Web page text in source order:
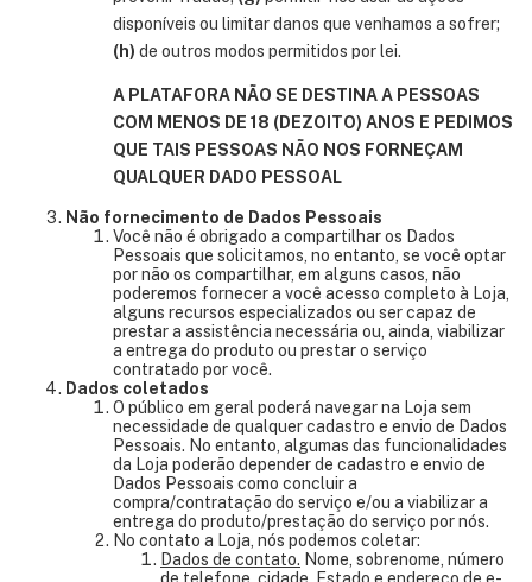
disponíveis ou limitar danos que venhamos a sofrer;
(h) de outros modos permitidos por lei.
A PLATAFORA NÃO SE DESTINA A PESSOAS
COM MENOS DE 18 (DEZOITO) ANOS E PEDIMOS
QUE TAIS PESSOAS NÃO NOS FORNEÇAM
QUALQUER DADO PESSOAL
Não fornecimento de Dados Pessoais
Você não é obrigado a compartilhar os Dados
Pessoais que solicitamos, no entanto, se você optar
por não os compartilhar, em alguns casos, não
poderemos fornecer a você acesso completo à Loja,
alguns recursos especializados ou ser capaz de
prestar a assistência necessária ou, ainda, viabilizar
a entrega do produto ou prestar o serviço
contratado por você.
Dados coletados
O público em geral poderá navegar na Loja sem
necessidade de qualquer cadastro e envio de Dados
Pessoais. No entanto, algumas das funcionalidades
da Loja poderão depender de cadastro e envio de
Dados Pessoais como concluir a
compra/contratação do serviço e/ou a viabilizar a
entrega do produto/prestação do serviço por nós.
No contato a Loja, nós podemos coletar:
Dados de contato. Nome, sobrenome, número